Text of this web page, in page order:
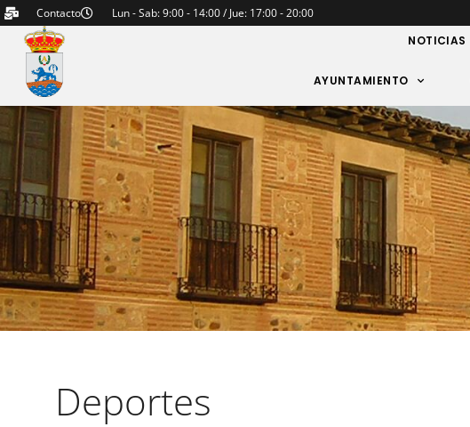
Contacto
Lun - Sab: 9:00 - 14:00 / Jue: 17:00 - 20:00
NOTICIAS
AYUNTAMIENTO
Deportes